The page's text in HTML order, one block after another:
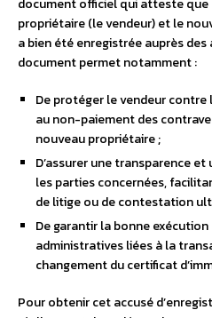
document officiel qui atteste que
propriétaire (le vendeur) et le
a bien été enregistrée auprès
document permet notamment :
De protéger le vendeur
au non-paiement des
nouveau propriétaire ;
D’assurer une transparence
les parties concernées,
de litige ou de contestation
De garantir la bonne
administratives liées à la
changement du certificat
Pour obtenir cet accusé